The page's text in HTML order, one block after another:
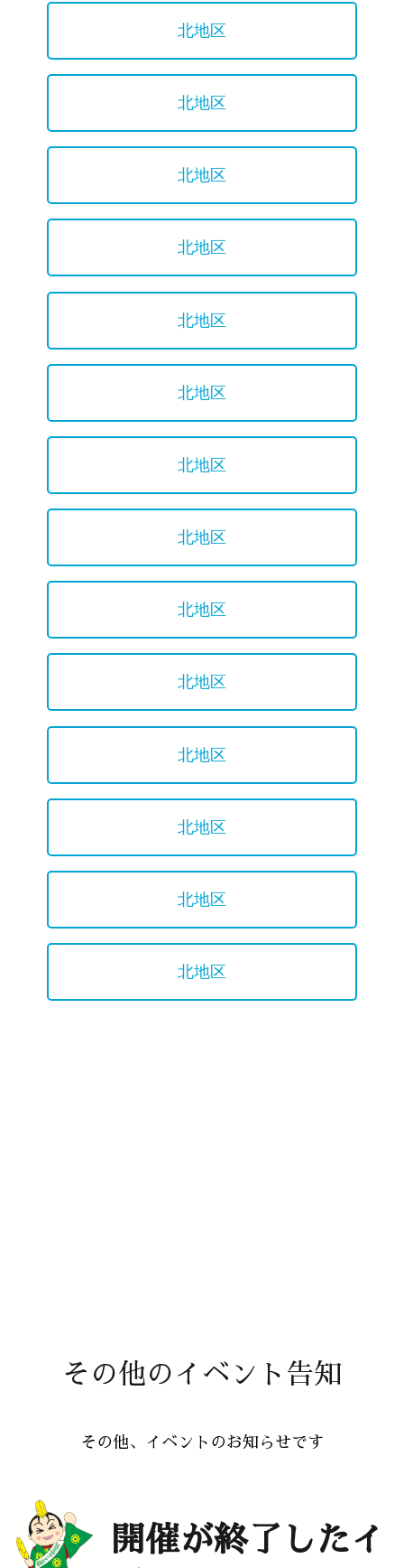
北地区
北地区
北地区
北地区
北地区
北地区
北地区
北地区
北地区
北地区
北地区
北地区
北地区
北地区
その他のイベント告知
その他、イベントのお知らせです
開催が終了したイ